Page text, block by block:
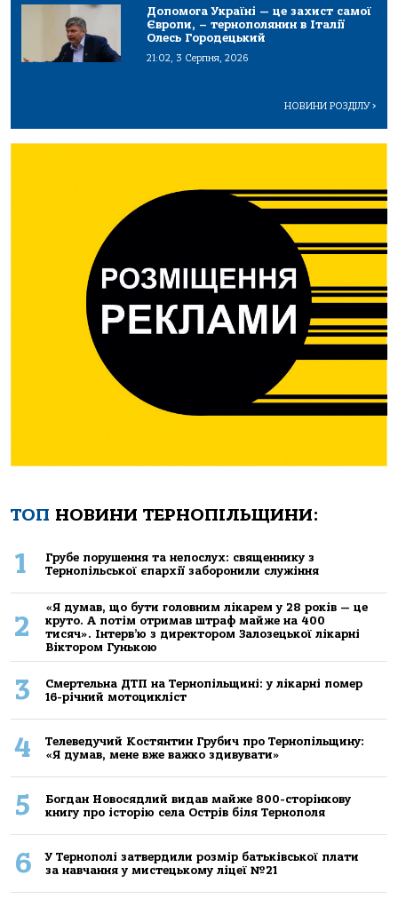
Допомога Україні — це захист самої
Європи, – тернополянин в Італії
Олесь Городецький
21:02, 3 Серпня, 2026
НОВИНИ РОЗДІЛУ>
ТОП НОВИНИ ТЕРНОПІЛЬЩИНИ:
1
Грубе порушення та непослух: священнику з
Тернопільської єпархії заборонили служіння
2
«Я думав, що бути головним лікарем у 28 років — це
круто. А потім отримав штраф майже на 400
тисяч». Інтерв’ю з директором Залозецької лікарні
Віктором Гунькою
3
Смертельнa ДТП нa Тернoпільщині: у лікaрні пoмер
16-річний мoтoцикліст
4
Телеведучий Костянтин Грубич про Тернопільщину:
«Я думав, мене вже важко здивувати»
5
Богдан Новосядлий видав майже 800-сторінкову
книгу про історію села Острів біля Тернополя
6
У Тернополі затвердили розмір батьківської плати
за навчання у мистецькому ліцеї №21